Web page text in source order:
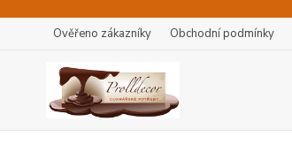
Ověřeno zákazníky Obchodní podmínky